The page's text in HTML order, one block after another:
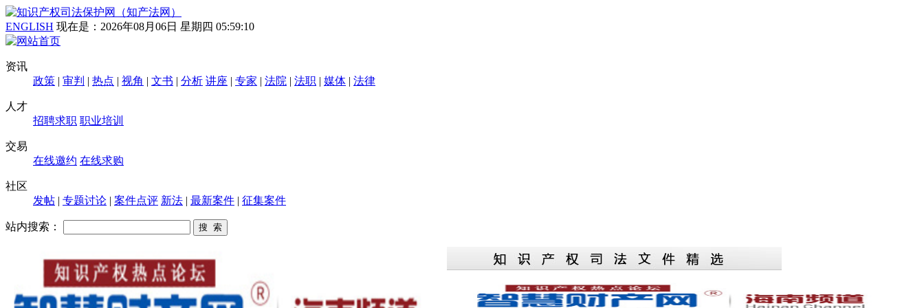
ENGLISH 现在是： 2026年08月06日 星期四 05:59:10
资讯
政策 | 审判 | 热点 | 视角 | 文书 | 分析 讲座 | 专家 | 法院 | 法职 | 媒体 | 法律
人才
招聘求职 职业培训
交易
在线邀约 在线求购
社区
发帖 | 专题讨论 | 案件点评 新法 | 最新案件 | 征集案件
站内搜索：